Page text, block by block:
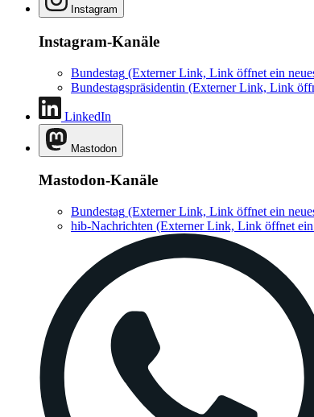
Instagram
Instagram-Kanäle
Bundestag (Externer Link, Link öffnet ein
Bundestagspräsidentin (Externer Link, Link
LinkedIn
Mastodon
Mastodon-Kanäle
Bundestag (Externer Link, Link öffnet ein
hib-Nachrichten (Externer Link, Link öffnet ein